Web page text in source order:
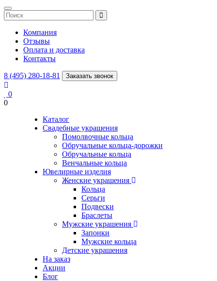
Компания
Отзывы
Оплата и доставка
Контакты
8 (495) 280-18-81 Заказать звонок
0
0
Каталог
Свадебные украшения
Помолвочные кольца
Обручальные кольца-дорожки
Обручальные кольца
Венчальные кольца
Ювелирные изделия
Женские украшения
Кольца
Серьги
Подвески
Браслеты
Мужские украшения
Запонки
Мужские кольца
Детские украшения
На заказ
Акции
Блог